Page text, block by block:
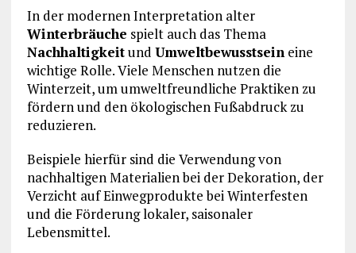
In der modernen Interpretation alter
Winterbräuche spielt auch das Thema
Nachhaltigkeitund Umweltbewusstseineine
wichtige Rolle. Viele Menschen nutzen die
Winterzeit, um umweltfreundliche Praktiken zu
fördern und den ökologischen Fußabdruck zu
reduzieren.
Beispiele hierfür sind die Verwendung von
nachhaltigen Materialien bei der Dekoration, der
Verzicht auf Einwegprodukte bei Winterfesten
und die Förderung lokaler, saisonaler
Lebensmittel.